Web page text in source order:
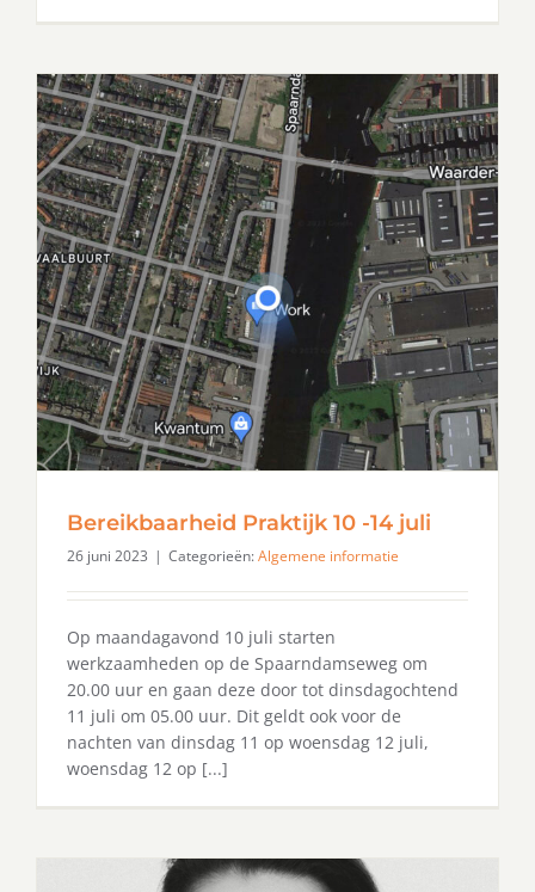
Bereikbaarheid Praktijk 10 -14 juli
26 juni 2023 | Categorieën:Algemene informatie
Op maandagavond 10 juli starten
werkzaamheden op de Spaarndamseweg om
20.00 uur en gaan deze door tot dinsdagochtend
11 juli om 05.00 uur. Dit geldt ook voor de
nachten van dinsdag 11 op woensdag 12 juli,
woensdag 12 op [...]